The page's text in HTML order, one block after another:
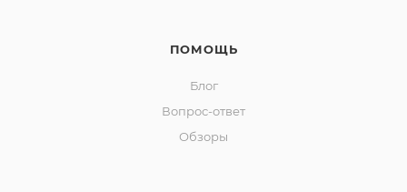
ПОМОЩЬ
Блог
Вопрос-ответ
Обзоры